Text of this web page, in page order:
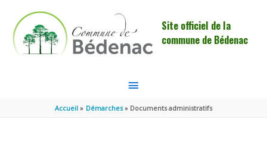
Site officiel de la
commune de Bédenac
MENU
PRINCIPAL
Accueil Démarches Documents administratifs